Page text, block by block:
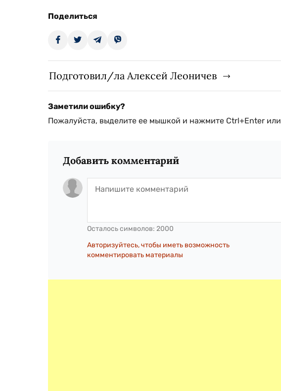
Поделиться
Подготовил/ла Алексей Леоничев
Заметили ошибку?
Пожалуйста, выделите ее мышкой и нажмите Ctrl+Enter или
Добавить комментарий
Осталось символов: 2000
Авторизуйтесь, чтобы иметь возможность
комментировать материалы